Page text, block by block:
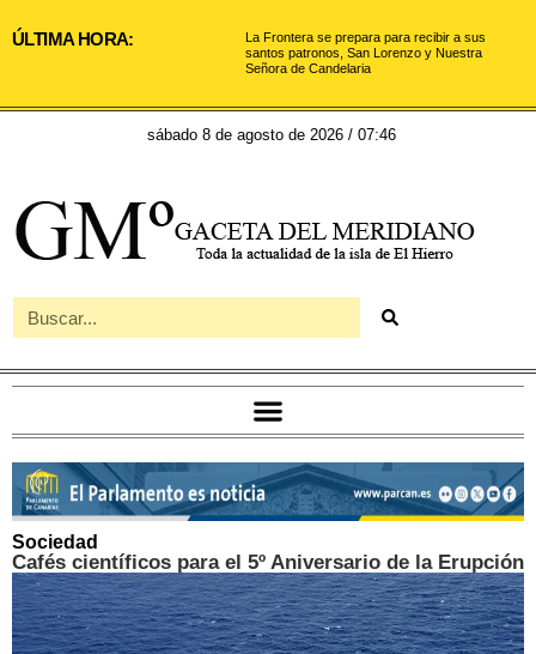
ÚLTIMA HORA:
La Frontera se prepara para recibir a sus
santos patronos, San Lorenzo y Nuestra
Señora de Candelaria
sábado 8 de agosto de 2026 / 07:46
Sociedad
Cafés científicos para el 5º Aniversario de la Erupción